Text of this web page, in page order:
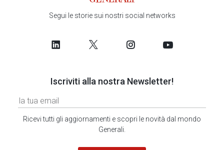
Segui le storie sui nostri social networks
Iscriviti alla nostra Newsletter!
Ricevi tutti gli aggiornamenti e scopri le novità dal mondo
Generali.